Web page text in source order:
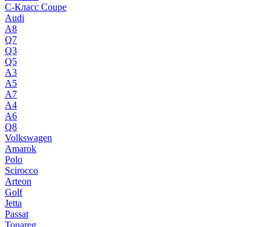
C-Класс Coupe
Audi
A8
Q7
Q3
Q5
A3
A5
A7
A4
A6
Q8
Volkswagen
Amarok
Polo
Scirocco
Arteon
Golf
Jetta
Passat
Touareg